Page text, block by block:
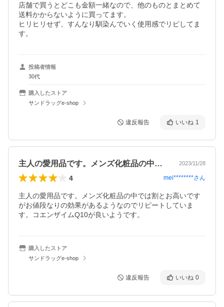
店舗で買うとどこも金額一緒なので、他のものとまとめて
送料かからないように買ってます。
ヒリヒリせず、すんなり馴染んでいく使用感でリピしてま
す。
投稿者情報
30代
購入したストア
サンドラッグe-shop
違反報告 いいね 1
主人の愛用品です。メンズ化粧品の中では… 2023/11/28
4 mei********さん
主人の愛用品です。メンズ化粧品の中では割とお高いです
がお値段なりの効果があるようなのでリピートしていま
す。コエンザイムQ10が良いようです。
購入したストア
サンドラッグe-shop
違反報告 いいね 0